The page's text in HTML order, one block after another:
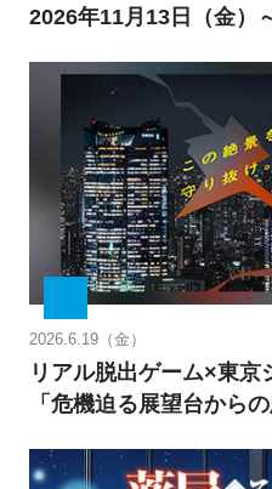
2026年11月13日（金）
2026.6.19（金）
リアル脱出ゲーム×東京
「危機迫る展望台から